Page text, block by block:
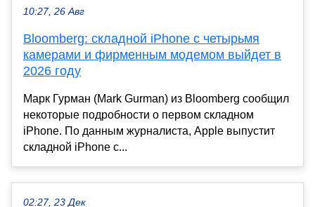
10:27, 26 Авг
Bloomberg: складной iPhone с четырьмя
камерами и фирменным модемом выйдет в
2026 году
Марк Гурман (Mark Gurman) из Bloomberg сообщил
некоторые подробности о первом складном
iPhone. По данным журналиста, Apple выпустит
складной iPhone с...
02:27, 23 Дек